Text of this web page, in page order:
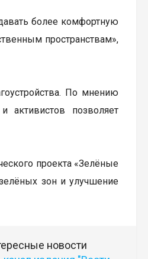
более комфортную
пространствам»,
По мнению
активистов позволяет
проекта «Зелёные
зон и улучшение
новости